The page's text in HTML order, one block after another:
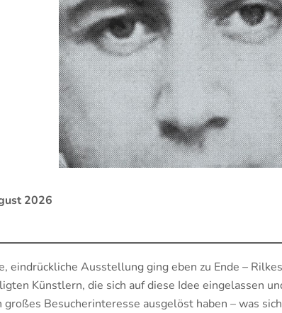
2026
eindrückliche Ausstellung ging eben zu Ende –
Künstlern, die sich auf diese Idee eingelassen
Besucherinteresse ausgelöst haben – was